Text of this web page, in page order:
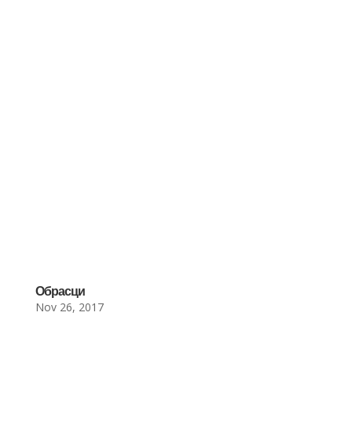
Обрасци
Nov 26, 2017